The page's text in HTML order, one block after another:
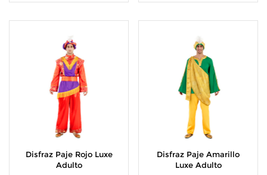
Disfraz Paje Rojo Luxe
Adulto
Disfraz Paje Amarillo
Luxe Adulto